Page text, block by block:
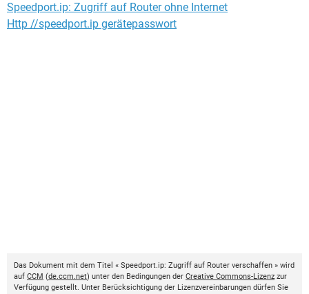
Speedport.ip: Zugriff auf Router ohne Internet
Http //speedport.ip gerätepasswort
Das Dokument mit dem Titel « Speedport.ip: Zugriff auf Router verschaffen » wird
auf CCM (de.ccm.net) unter den Bedingungen der Creative Commons-Lizenz zur
Verfügung gestellt. Unter Berücksichtigung der Lizenzvereinbarungen dürfen Sie